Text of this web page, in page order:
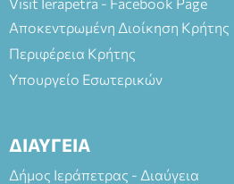
Αποκεντρωμένη Διοίκηση Κρήτης
Περιφέρεια Κρήτης
Υπουργείο Εσωτερικών
ΔΙΑΥΓΕΙΑ
Δήμος Ιεράπετρας - Διαύγεια